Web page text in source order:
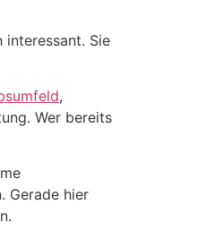
Sie
,
Wer bereits
Gerade hier